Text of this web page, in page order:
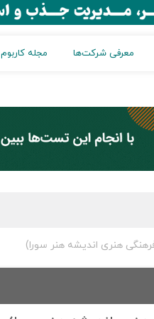
معرفی شرکت‌ها مجله کاربوم
هنری اندیشه هنر سورا)